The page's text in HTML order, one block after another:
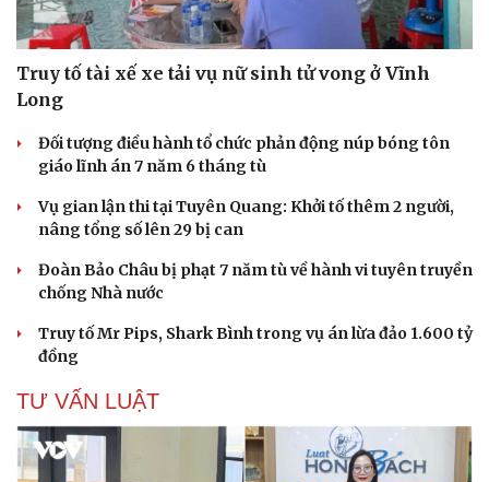
Cải chính
Truy tố tài xế xe tải vụ nữ sinh tử vong ở Vĩnh
Long
Đối tượng điều hành tổ chức phản động núp bóng tôn
giáo lĩnh án 7 năm 6 tháng tù
Vụ gian lận thi tại Tuyên Quang: Khởi tố thêm 2 người,
nâng tổng số lên 29 bị can
Đoàn Bảo Châu bị phạt 7 năm tù về hành vi tuyên truyền
chống Nhà nước
Truy tố Mr Pips, Shark Bình trong vụ án lừa đảo 1.600 tỷ
đồng
TƯ VẤN LUẬT